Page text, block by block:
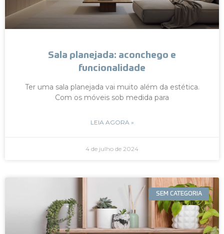
Sala planejada: aconchego e
funcionalidade
Ter uma sala planejada vai muito além da estética.
Com os móveis sob medida para
LEIA AGORA »
4 de julho de 2024
SEM CATEGORIA